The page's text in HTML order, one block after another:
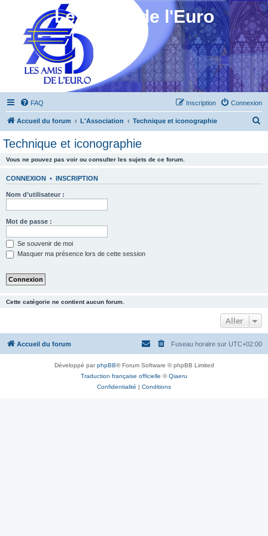
Les Amis de l'Euro
FAQ Connexion
Inscription
Accueil du forum L'Association Technique et iconographie
Technique et iconographie
Vous ne pouvez pas voir ou consulter les sujets de ce forum.
CONNEXION • INSCRIPTION
Nom d’utilisateur :
Mot de passe :
Se souvenir de moi
Masquer ma présence lors de cette session
Cette catégorie ne contient aucun forum.
Aller
Accueil du forum Fuseau horaire sur UTC+02:00
Développé parphpBB® Forum Software © phpBB Limited
Traduction française officielle ©Qiaeru
Confidentialité | Conditions